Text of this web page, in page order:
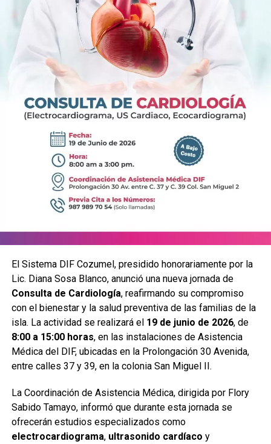
El Sistema DIF Cozumel, presidido honorariamente por la
Lic. Diana Sosa Blanco, anunció una nueva jornada de
Consulta de Cardiología, reafirmando su compromiso
con el bienestar y la salud preventiva de las familias de la
isla. La actividad se realizará el 19 de junio de 2026, de
8:00 a 15:00 horas, en las instalaciones de Asistencia
Médica del DIF, ubicadas en la Prolongación 30 Avenida,
entre calles 37 y 39, en la colonia San Miguel II.
La Coordinación de Asistencia Médica, dirigida por Flory
Sabido Tamayo, informó que durante esta jornada se
ofrecerán estudios especializados como
electrocardiograma, ultrasonido cardíaco y